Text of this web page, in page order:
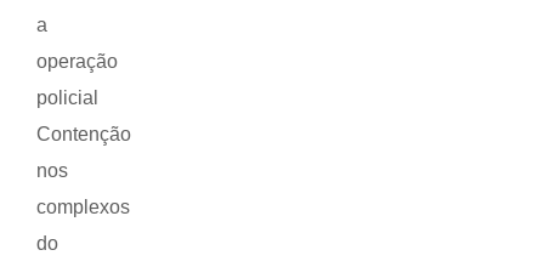
a
operação
policial
Contenção
nos
complexos
do